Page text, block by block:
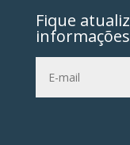
Fique
informações